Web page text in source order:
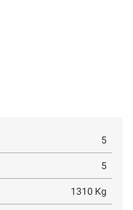
5
5
1310 Kg